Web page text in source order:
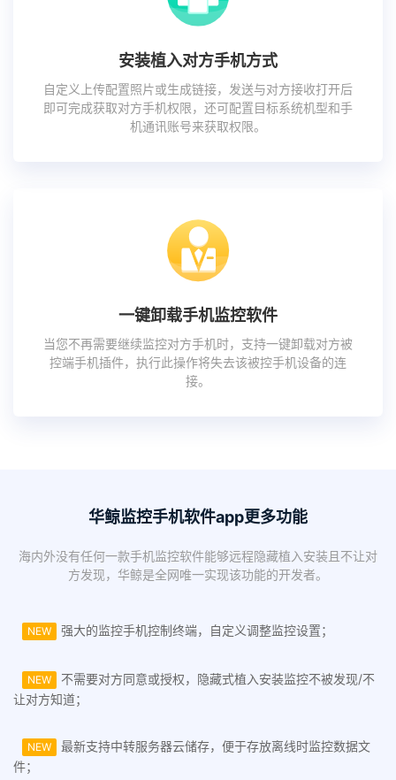
安装植入对方手机方式
自定义上传配置照片或生成链接，发送与对方接收打开后
即可完成获取对方手机权限，还可配置目标系统机型和手
机通讯账号来获取权限。
一键卸载手机监控软件
当您不再需要继续监控对方手机时，支持一键卸载对方被
控端手机插件，执行此操作将失去该被控手机设备的连
接。
华鲸监控手机软件app更多功能
海内外没有任何一款手机监控软件能够远程隐藏植入安装且不让对
方发现，华鲸是全网唯一实现该功能的开发者。
NEW 强大的监控手机控制终端，自定义调整监控设置；
NEW
不需要对方同意或授权，隐藏式植入安装监控不被发现/不
让对方知道；
NEW
最新支持中转服务器云储存，便于存放离线时监控数据文
件；